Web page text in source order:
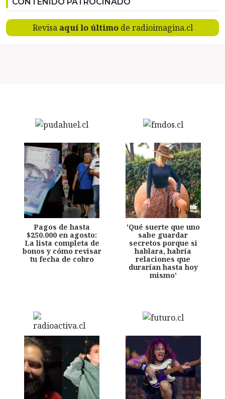
CONTENIDO PATROCINADO
Revisa aquí lo últimode radioimagina.cl
Pagos de hasta
$250.000 en agosto:
La lista completa de
bonos y cómo revisar
tu fecha de cobro
'Qué suerte que uno
sabe guardar
secretos porque si
hablara, habría
relaciones que
durarían hasta hoy
mismo'